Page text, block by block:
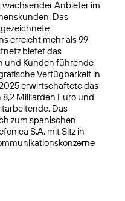
Anbieter im
Das
erreicht mehr als 99
bietet das
und Kunden führende
Verfügbarkeit in
erwirtschaftete das
Milliarden Euro und
Das
zum spanischen
S.A. mit Sitz in